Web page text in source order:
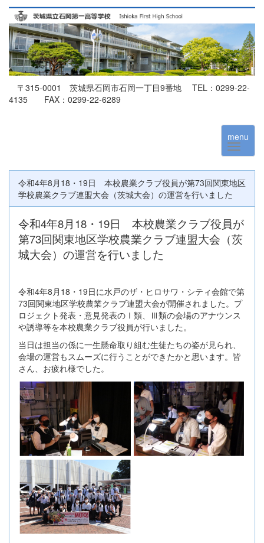
〒315-0001 茨城県石岡市石岡一丁目9番地 TEL：0299-22-
4135 FAX：0299-22-6289
menu
令和4年8月18・19日 本校農業クラブ役員が第73回関東地区
学校農業クラブ連盟大会（茨城大会）の運営を行いました
令和4年8月18・19日 本校農業クラブ役員が
第73回関東地区学校農業クラブ連盟大会（茨
城大会）の運営を行いました
令和4年8月18・19日に水戸のザ・ヒロサワ・シティ会館で第
73回関東地区学校農業クラブ連盟大会が開催されました。プ
ロジェクト発表・意見発表のⅠ類、Ⅲ類の会場のアナウンス
や誘導等を本校農業クラブ役員が行いました。
当日は担当の係に一生懸命取り組む生徒たちの姿が見られ、
会場の運営もスムーズに行うことができたかと思います。皆
さん、お疲れ様でした。